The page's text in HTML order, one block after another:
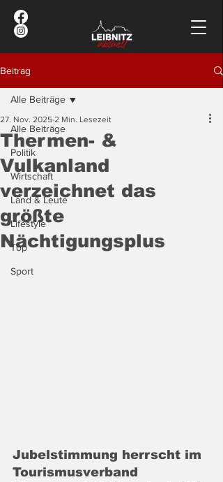
Beitrag
Alle Beiträge
Politik
Wirtschaft
Land & Leute
Lifestyle
Top
Sport
Alle Beiträge
Thermen- &
Vulkanland
verzeichnet das
größte
Nächtigungsplus
27. Nov. 2025 2 Min. Lesezeit
Jubelstimmung herrscht im
Tourismusverband